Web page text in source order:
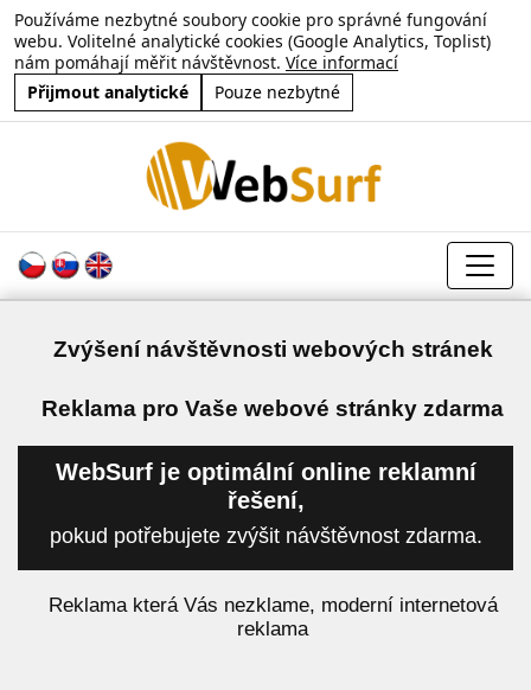
Používáme nezbytné soubory cookie pro správné fungování
webu. Volitelné analytické cookies (Google Analytics, Toplist)
nám pomáhají měřit návštěvnost. Více informací
Přijmout analytické
Pouze nezbytné
Zvýšení návštěvnosti webových stránek
Reklama pro Vaše webové stránky zdarma
WebSurf je optimální online reklamní
řešení,
pokud potřebujete zvýšit návštěvnost zdarma.
Reklama která Vás nezklame, moderní internetová
reklama